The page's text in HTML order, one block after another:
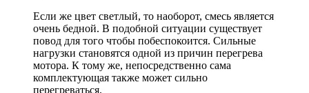
Если же цвет светлый, то наоборот, смесь является
очень бедной. В подобной ситуации существует
повод для того чтобы побеспокоится. Сильные
нагрузки становятся одной из причин перегрева
мотора. К тому же, непосредственно сама
комплектующая также может сильно
перегреваться.